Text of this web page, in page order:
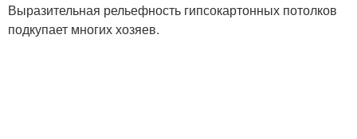
Выразительная рельефность гипсокартонных потолков
подкупает многих хозяев.